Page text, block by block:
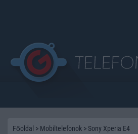
Főoldal > Mobiltelefonok > Sony Xperia E4